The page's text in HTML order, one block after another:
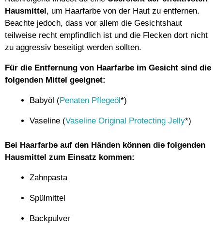
Hausmittel, um Haarfarbe von der Haut zu entfernen.
Beachte jedoch, dass vor allem die Gesichtshaut
teilweise recht empfindlich ist und die Flecken dort nicht
zu aggressiv beseitigt werden sollten.
Für die Entfernung von Haarfarbe im Gesicht sind die
folgenden Mittel geeignet:
Babyöl (Penaten Pflegeöl*)
Vaseline (Vaseline Original Protecting Jelly*)
Bei Haarfarbe auf den Händen können die folgenden
Hausmittel zum Einsatz kommen:
Zahnpasta
Spülmittel
Backpulver